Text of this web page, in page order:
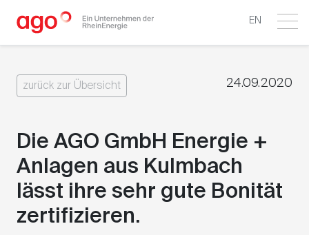
EN
zurück zur Übersicht 24.09.2020
Die AGO GmbH Energie +
Anlagen aus Kulmbach
lässt ihre sehr gute Bonität
zertifizieren.